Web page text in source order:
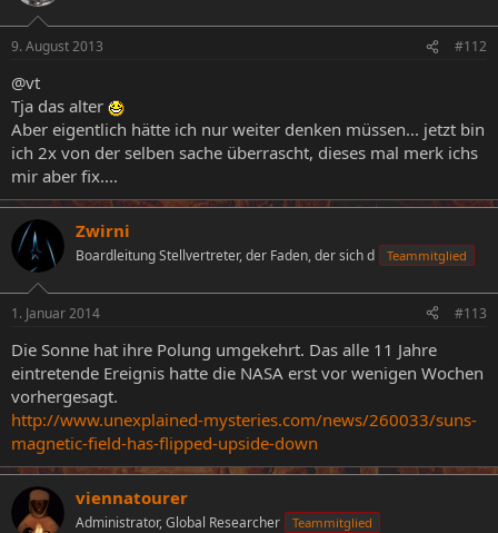
9. August 2013 #112
@vt
Tja das alter
Aber eigentlich hätte ich nur weiter denken müssen... jetzt bin
ich 2x von der selben sache überrascht, dieses mal merk ichs
mir aber fix....
Zwirni
Boardleitung Stellvertreter, der Faden, der sich d Teammitglied
1. Januar 2014 #113
Die Sonne hat ihre Polung umgekehrt. Das alle 11 Jahre
eintretende Ereignis hatte die NASA erst vor wenigen Wochen
vorhergesagt.
http://www.unexplained-mysteries.com/news/260033/suns-
magnetic-field-has-flipped-upside-down
viennatourer
Administrator, Global Researcher Teammitglied